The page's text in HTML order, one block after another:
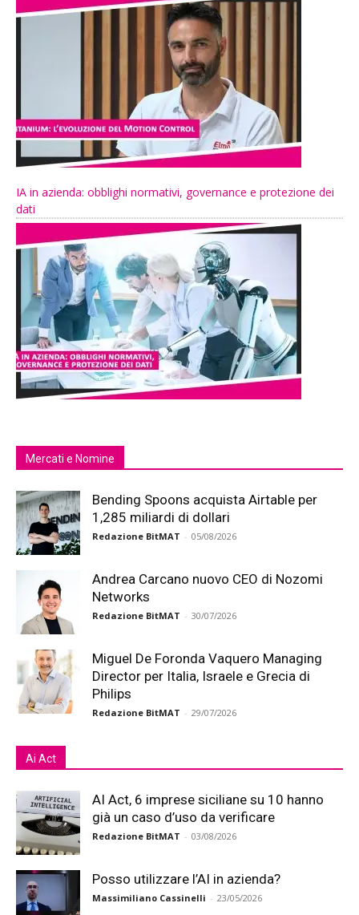
IA in azienda: obblighi normativi, governance e protezione dei
dati
Mercati e Nomine
Bending Spoons acquista Airtable per
1,285 miliardi di dollari
Redazione BitMAT - 05/08/2026
Andrea Carcano nuovo CEO di Nozomi
Networks
Redazione BitMAT - 30/07/2026
Miguel De Foronda Vaquero Managing
Director per Italia, Israele e Grecia di
Philips
Redazione BitMAT - 29/07/2026
Ai Act
AI Act, 6 imprese siciliane su 10 hanno
già un caso d’uso da verificare
Redazione BitMAT - 03/08/2026
Posso utilizzare l’AI in azienda?
Massimiliano Cassinelli - 23/05/2026